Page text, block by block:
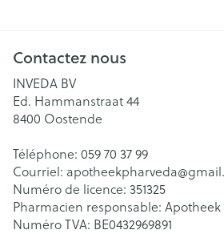
Contactez nous
INVEDA BV
Ed. Hammanstraat 44
8400 Oostende
Téléphone: 059 70 37 99
Courriel: apotheekpharveda@
Numéro de licence: 351325
Pharmacien responsable: Apotheek
Numéro TVA: BE0432969891